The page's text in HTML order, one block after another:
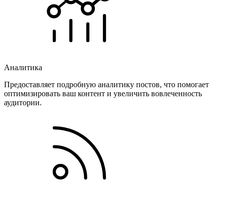
Аналитика
Предоставляет подробную аналитику постов, что помогает
оптимизировать ваш контент и увеличить вовлеченность
аудитории.